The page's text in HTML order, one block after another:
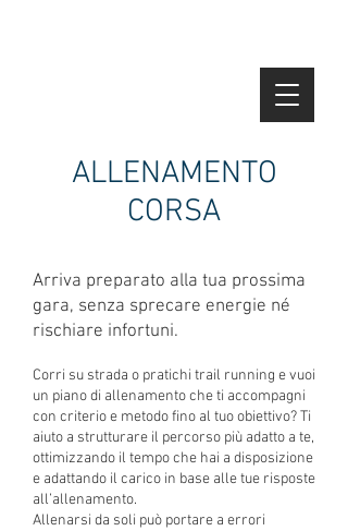
ALLENAMENTO
CORSA
Arriva preparato alla tua prossima
gara, senza sprecare energie né
rischiare infortuni.
Corri su strada o pratichi trail running e vuoi
un piano di allenamento che ti accompagni
con criterio e metodo fino al tuo obiettivo? Ti
aiuto a strutturare il percorso più adatto a te,
ottimizzando il tempo che hai a disposizione
e adattando il carico in base alle tue risposte
all’allenamento.
Allenarsi da soli può portare a errori